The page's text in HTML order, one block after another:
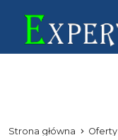
Strona główna Oferty